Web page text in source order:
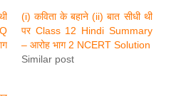
(i) कविता के बहाने (ii) बात सीधी थी
पर Class 12 Hindi Summary
– आरोह भाग 2 NCERT Solution
Similar post